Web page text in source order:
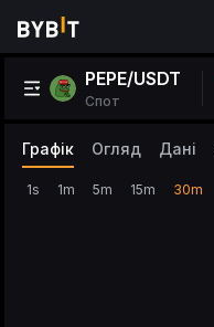
PEPE/USDT
Спот
Графік Огляд Дані
1s 1m 5m 15m 30m